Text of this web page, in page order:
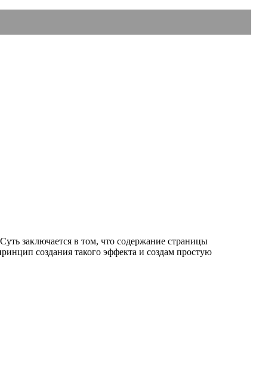
заключается в том, что содержание страницы
создания такого эффекта и создам простую